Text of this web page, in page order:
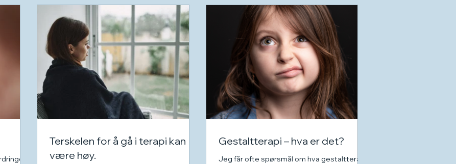
i
Terskelen for å gå i terapi kan
være høy.
Gestaltterapi – hva er det?
Jeg får ofte spørsmål om hva gestaltterapi